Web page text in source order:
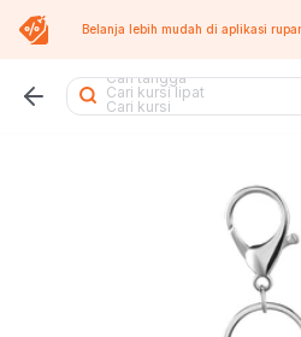
Belanja lebih mudah di aplikasi
Cari tangga
Cari kursi lipat
Cari kursi
Cari kipas
Cari tempat sampah